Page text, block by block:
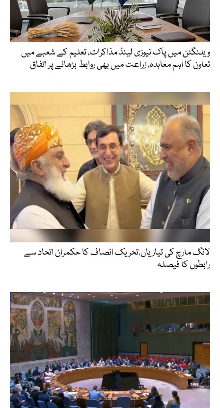
ویلنگٹن میں پاک نیوزی لینڈ مذاکرات، تعلیم کے شعبے میں
تعاون کا اہم معاہدہ، زراعت میں بھی روابط بڑھانے پر اتفاق
لانگ مارچ کی تیاریاں،تحریک انصاف کا حکمران اتحاد سے
رابطوں کا فیصلہ